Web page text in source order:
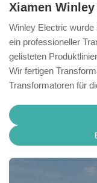
Xiamen
Winley Electric wurde
ein professioneller
gelisteten
Wir fertigen
Transformatoren für
Mit bewährter
OEM-, ODM- und